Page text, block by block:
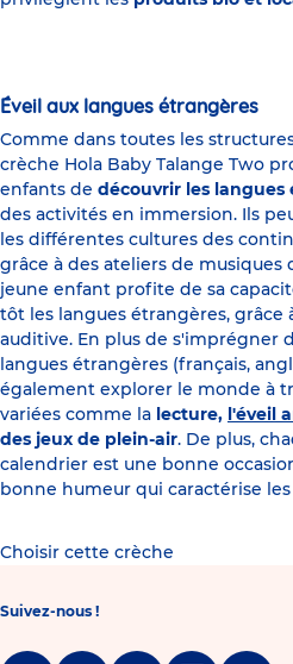
Éveil aux langues étrangères
Comme dans toutes les
crèche Hola Baby Talange Two
enfants de découvrir les langues
des activités en immersion. Ils
les différentes cultures des
grâce à des ateliers de musiques
jeune enfant profite de sa
tôt les langues étrangères, grâce
auditive. En plus de s'imprégner
langues étrangères (français,
également explorer le monde à
variées comme la lecture, l'éveil
des jeux de plein-air. De plus,
calendrier est une bonne
bonne humeur qui caractérise
Choisir cette crèche
Suivez-nous !